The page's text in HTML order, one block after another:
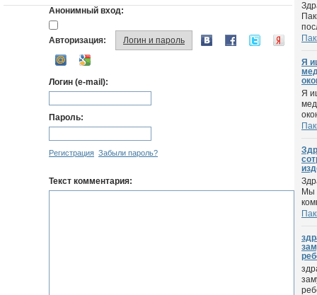
Анонимный вход:
Авторизация: Логин и пароль
Логин (e-mail):
Пароль:
Регистрация Забыли пароль?
Текст комментария:
Я
Я
Мы